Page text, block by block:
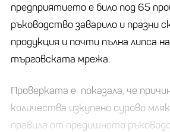
предприятието е било под 65
ръководство заварило и празни
продукция и почти пълна липса
търговската мрежа.
Проверката е показала, че
количества изкупено сурово
правила от предишното